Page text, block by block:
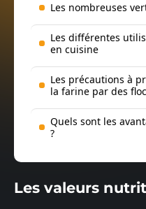
Les nombreuses
Les différentes
en cuisine
Les précautions à
la farine par des
Quels sont les
?
Les valeurs